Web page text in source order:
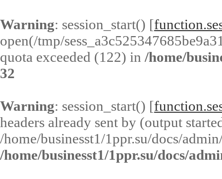
Warning: session_start() [
open(/tmp/
quota exceeded (122) in /home/
32
Warning: session_start() [
headers already sent by (output
/home/businesst1/1ppr.su/docs/
/home/businesst1/1ppr.su/docs/